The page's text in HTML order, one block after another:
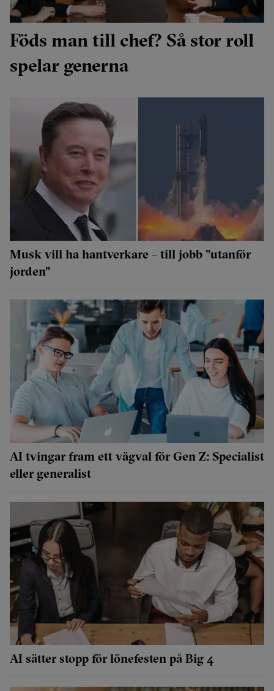
Föds man till chef? Så stor roll
spelar generna
Musk vill ha hantverkare – till jobb "utanför
jorden"
AI tvingar fram ett vägval för Gen Z: Specialist
eller generalist
AI sätter stopp för lönefesten på Big 4